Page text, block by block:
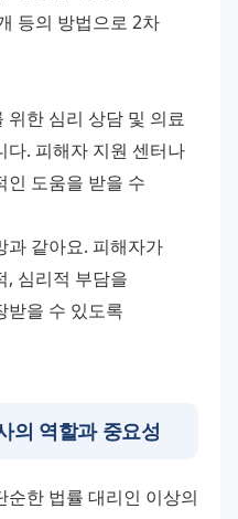
등의 방법으로 2차
위한 심리 상담 및 의료
다. 피해자 지원 센터나
인 도움을 받을 수
과 같아요. 피해자가
, 심리적 부담을
받을 수 있도록
의 역할과 중요성
한 법률 대리인 이상의